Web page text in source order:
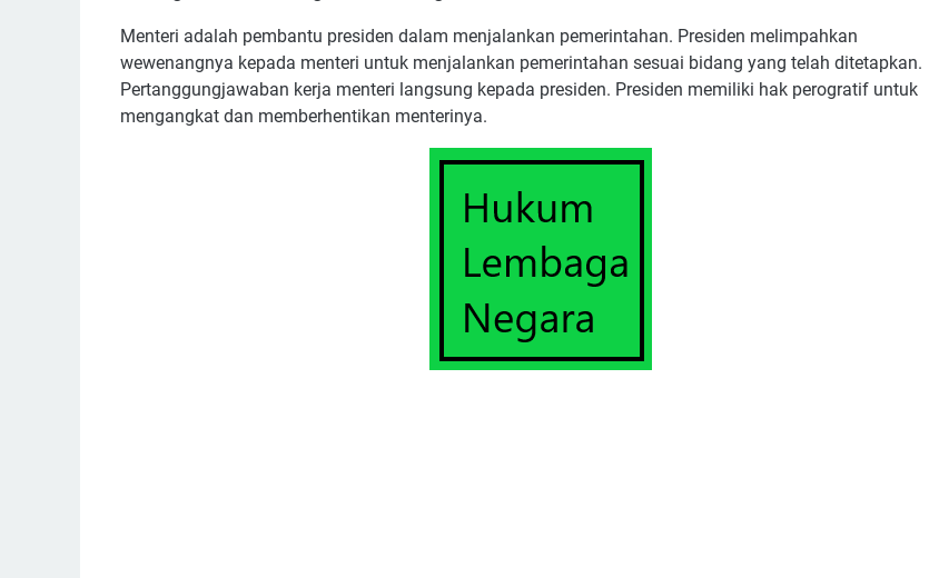
Menteri adalah pembantu presiden dalam menjalankan pemerintahan. Presiden melimpahkan
wewenangnya kepada menteri untuk menjalankan pemerintahan sesuai bidang yang telah ditetapkan.
Pertanggungjawaban kerja menteri langsung kepada presiden. Presiden memiliki hak perogratif untuk
mengangkat dan memberhentikan menterinya.